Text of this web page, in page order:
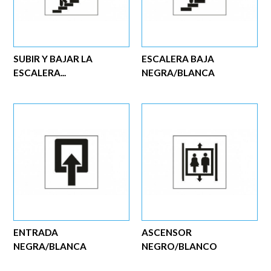
ESCALERA BAJA
NEGRA/BLANCA
SUBIR Y BAJAR LA
ESCALERA...
ASCENSOR
NEGRO/BLANCO
ENTRADA
NEGRA/BLANCA